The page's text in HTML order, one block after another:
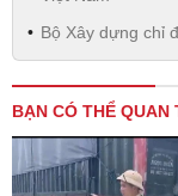
Bộ Xây dựng chỉ
BẠN CÓ THỂ QUAN